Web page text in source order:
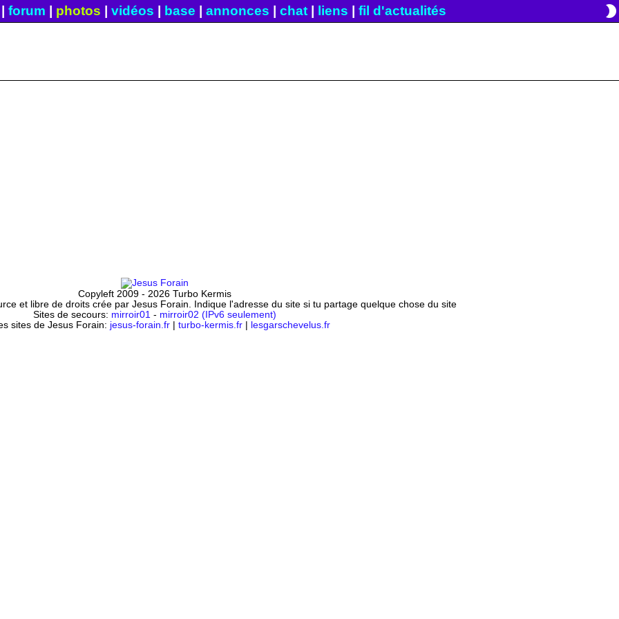
forum photos vidéos base annonces chat| liens fil d'actualités brightness_2
Copyleft 2009 - 2026 Turbo Kermis
et libre de droits crée par Jesus Forain. Indique l'adresse du site si tu partage quelque chose du site
Sites de secours: mirroir01 - mirroir02 (IPv6 seulement)
sites de Jesus Forain: jesus-forain.fr| turbo-kermis.fr| lesgarschevelus.fr